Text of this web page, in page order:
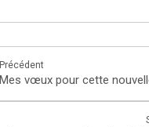
Précédent